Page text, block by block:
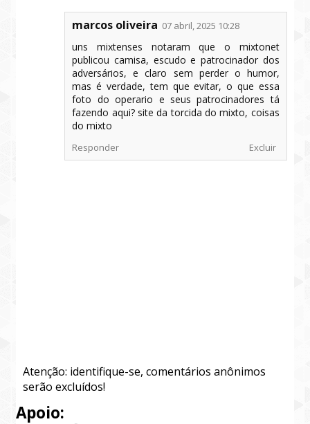
marcos oliveira 07 abril, 2025 10:28
uns mixtenses notaram que o mixtonet
publicou camisa, escudo e patrocinador dos
adversários, e claro sem perder o humor,
mas é verdade, tem que evitar, o que essa
foto do operario e seus patrocinadores tá
fazendo aqui? site da torcida do mixto, coisas
do mixto
Responder Excluir
Atenção: identifique-se, comentários anônimos
serão excluídos!
Apoio: